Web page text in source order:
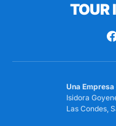
TOUR
Una Empresa
Isidora
Las Condes,